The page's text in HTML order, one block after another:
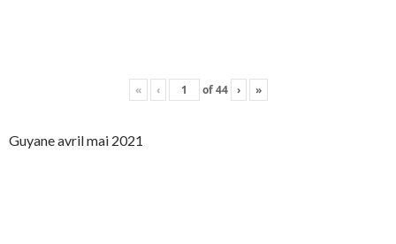
« ‹ of44 › »
Guyane avril mai 2021